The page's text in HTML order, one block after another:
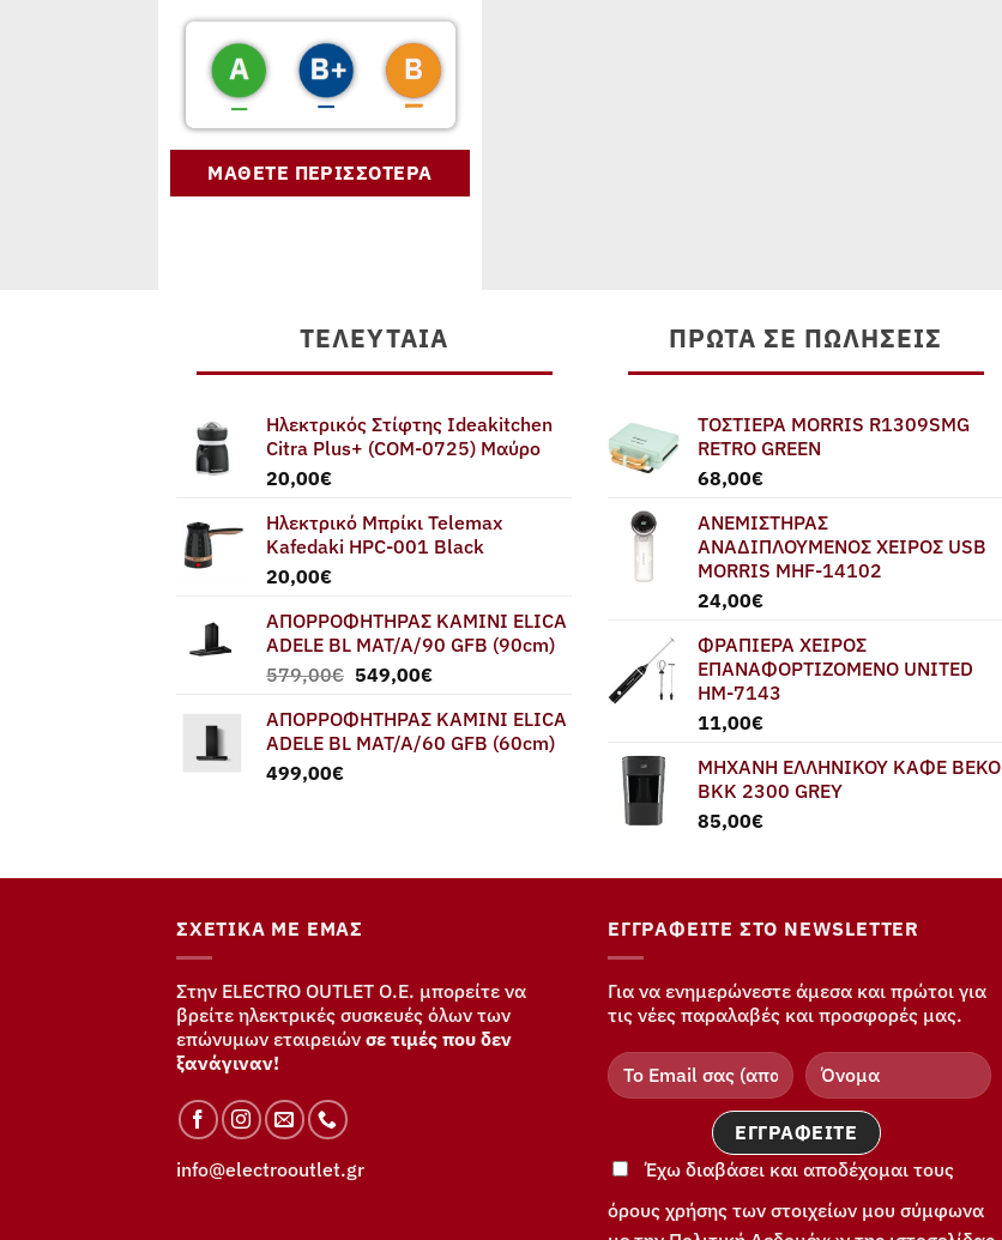
ΜΑΘΕΤΕ ΠΕΡΙΣΣΟΤΕΡΑ
ΤΕΛΕΥΤΑΊΑ
Ηλεκτρικός Στίφτης Ideakitchen
Citra Plus+ (COM-0725) Μαύρο
20,00€
Ηλεκτρικό Μπρίκι Telemax
Kafedaki HPC-001 Black
20,00€
ΑΠΟΡΡΟΦΗΤΗΡΑΣ ΚΑΜΙΝΙ ELICA
ADELE BL MAT/A/90 GFB (90cm)
579,00€ Original
was:
579,00€.
549,00€Η
τιμή
είναι:
ΑΠΟΡΡΟΦΗΤΗΡΑΣ ΚΑΜΙΝΙ ELICA
ADELE BL MAT/A/60 GFB (60cm)
499,00€
ΠΡΏΤΑ ΣΕ ΠΩΛΉΣΕΙΣ
ΤΟΣΤΙΕΡΑ MORRIS R1309SMG
RETRO GREEN
68,00€
ΑΝΕΜΙΣΤΗΡΑΣ
ΑΝΑΔΙΠΛΟΥΜΕΝΟΣ ΧΕΙΡΟΣ USB
MORRIS MHF-14102
24,00€
ΦΡΑΠΙΕΡΑ ΧΕΙΡΟΣ
ΕΠΑΝΑΦΟΡΤΙΖΟΜΕΝΟ UNITED
HM-7143
11,00€
ΜΗΧΑΝΗ ΕΛΛΗΝΙΚΟΥ ΚΑΦΕ BEKO
BKK 2300 GREY
85,00€
ΣΧΕΤΙΚΆ ΜΕ ΕΜΆΣ
Στην ELECTRO OUTLET Ο.Ε. μπορείτε να
βρείτε ηλεκτρικές συσκευές όλων των
επώνυμων εταιρειών σε τιμές που δεν
ξανάγιναν!
info@electrooutlet.gr
ΕΓΓΡΑΦΕΊΤΕ ΣΤΟ NEWSLETTER
Για να ενημερώνεστε άμεσα και πρώτοι για
τις νέες παραλαβές και προσφορές μας.
Έχω διαβάσει και αποδέχομαι τους
όρους χρήσης των στοιχείων μου σύμφωνα